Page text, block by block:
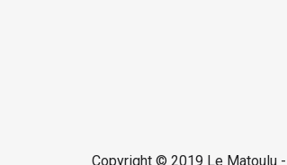
Copyright © 2019 Le Matoulu